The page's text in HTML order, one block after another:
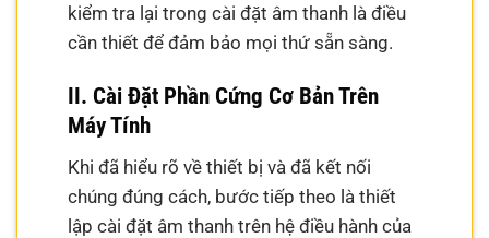
kiểm tra lại trong cài đặt âm thanh là điều
cần thiết để đảm bảo mọi thứ sẵn sàng.
II. Cài Đặt Phần Cứng Cơ Bản Trên
Máy Tính
Khi đã hiểu rõ về thiết bị và đã kết nối
chúng đúng cách, bước tiếp theo là thiết
lập cài đặt âm thanh trên hệ điều hành của